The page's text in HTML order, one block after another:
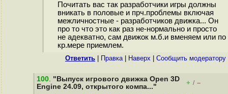
Почитать вас так разработчики игры должны
вникать в половые и прч.проблемы включая
межличностные - разработчиков движка... Он
про то что это как раз не-нормально и просто
не адекватно, сам движок м.б.и вменяем или по
кр.мере приемлем.
Ответить Правка| Наверх Cообщить модератору
100. "Выпуск игрового движка Open 3D
Engine 24.09, открытого компа..."
+ / –